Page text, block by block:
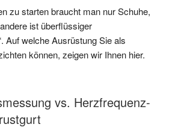
zu starten braucht man nur Schuhe,
ist überflüssiger
Auf welche Ausrüstung Sie als
können, zeigen wir Ihnen hier.
vs. Herzfrequenz-